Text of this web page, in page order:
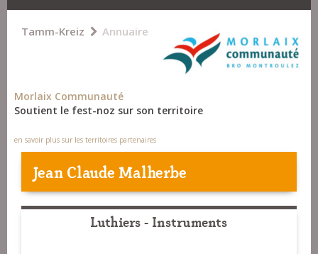
Tamm-Kreiz Annuaire
Morlaix Communauté
Soutient le fest-noz sur son territoire
en savoir plus sur les territoires partenaires
Jean Claude Malherbe
Luthiers - Instruments